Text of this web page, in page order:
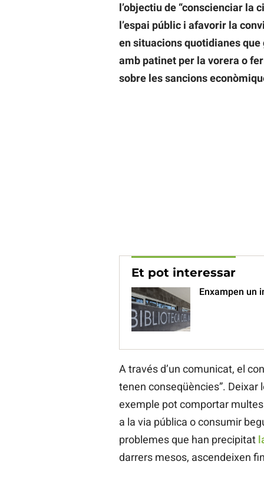
l’objectiu de “conscienciar la
l’espai públic i afavorir la
en situacions quotidianes
amb patinet per la vorera o
sobre les sancions
Et pot interessar
Enxampen un
A través d’un comunicat, el
tenen conseqüències”.
exemple pot comportar
a la via pública o consumir
problemes que han precipitat
darrers mesos, ascendeixen